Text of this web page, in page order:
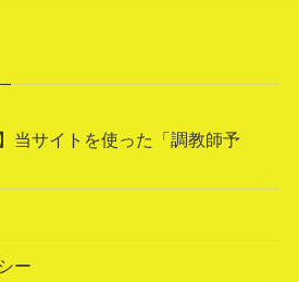
当サイトを使った「調教師予
ー